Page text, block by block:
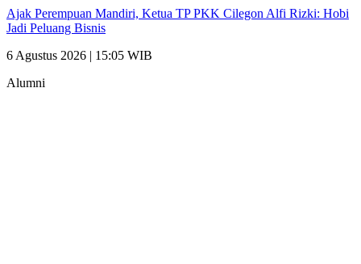
Ajak Perempuan Mandiri, Ketua TP PKK Cilegon Alfi Rizki: Hobi
Jadi Peluang Bisnis
6 Agustus 2026 | 15:05 WIB
Alumni